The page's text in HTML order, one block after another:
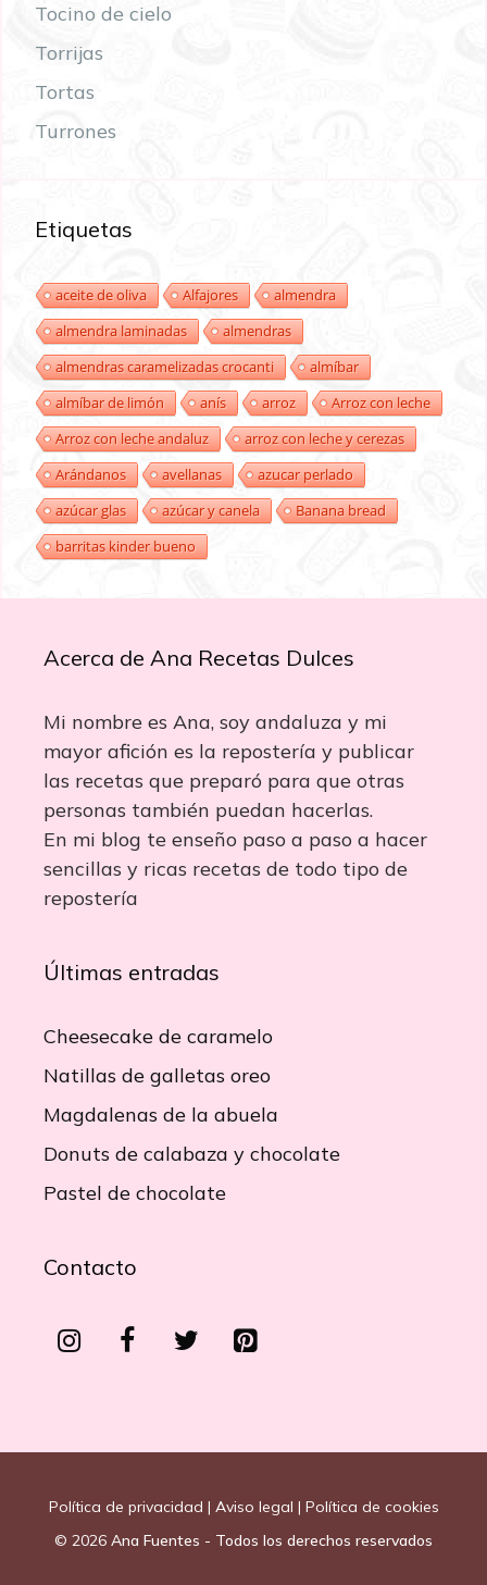
Tocino de cielo
Torrijas
Tortas
Turrones
Etiquetas
aceite de oliva Alfajores
almendra
almendra laminadas
almendras
almendras caramelizadas crocanti
almíbar
almíbar de limón
anís arroz
Arroz con leche
Arroz con leche andaluz
arroz con leche y cerezas
Arándanos
avellanas
azucar perlado
azúcar glas
azúcar y canela
Banana bread
barritas kinder bueno
Acerca de Ana Recetas Dulces
Mi nombre es Ana, soy andaluza y mi
mayor afición es la repostería y publicar
las recetas que preparó para que otras
personas también puedan hacerlas.
En mi blog te enseño paso a paso a hacer
sencillas y ricas recetas de todo tipo de
repostería
Últimas entradas
Cheesecake de caramelo
Natillas de galletas oreo
Magdalenas de la abuela
Donuts de calabaza y chocolate
Pastel de chocolate
Contacto
Política de privacidad | Aviso legal | Política de cookies
© 2026 Ana Fuentes - Todos los derechos reservados